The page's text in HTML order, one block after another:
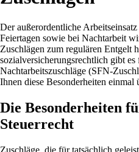
Der außerordentliche
Feiertagen sowie bei Nachtarbeit
Zuschlägen zum regulären Entgelt
sozialversicherungsrechtlich gibt
Nachtarbeitszuschläge (SFN-
Ihnen diese Besonderheiten einmal
Die Besonderheiten
Steuerrecht
Zuschläge, die für tatsächlich